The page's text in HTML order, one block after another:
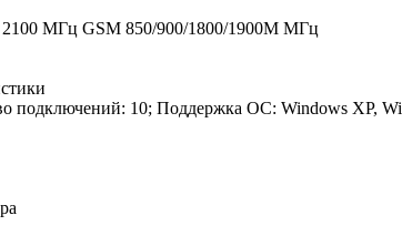
МГц GSM 850/900/1800/1900M МГц
подключений: 10; Поддержка ОС: Windows XP,